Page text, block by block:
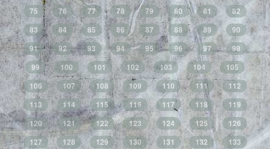
75
76 77 78 79 80 81
82
83
84 85 86 87 88 89
90
91
92 93 94 95 96 97
98
99
100 101 102 103 104
105
106
107 108 109 110 111
112
113
114 115 116 117 118
119
120
121 122 123 124 125
126
127
128 129 130 131 132
133